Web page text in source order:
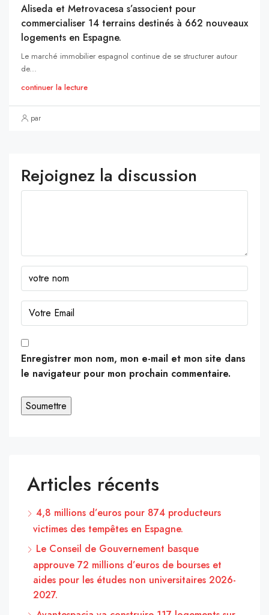
Aliseda et Metrovacesa s’associent pour
commercialiser 14 terrains destinés à 662 nouveaux
logements en Espagne.
Le marché immobilier espagnol continue de se structurer autour
de...
continuer la lecture
par
Rejoignez la discussion
Enregistrer mon nom, mon e-mail et mon site dans
le navigateur pour mon prochain commentaire.
Articles récents
4,8 millions d’euros pour 874 producteurs
victimes des tempêtes en Espagne.
Le Conseil de Gouvernement basque
approuve 72 millions d’euros de bourses et
aides pour les études non universitaires 2026-
2027.